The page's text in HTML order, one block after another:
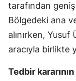
tarafından geniş
Bölgedeki ana
alınırken, Yusuf
aracıyla birlikte
Tedbir